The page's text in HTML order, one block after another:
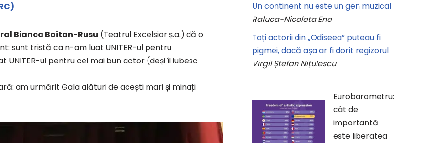
Bianca Boitan-Rusu (Teatrul Excelsior ș.a.)dă o
sunt tristă ca n-am luat UNITER-ul pentru
UNITER-ul pentru cel mai bun actor (deși îl iubesc
am urmărit Gala alături de acești mari și minați
Un continent nu este un gen muzical
Raluca-Nicoleta Ene
Toți actorii din „Odiseea” puteau fi
pigmei, dacă așa ar fi dorit regizorul
Virgil Ștefan Nițulescu
Eurobarometru:
cât de
importantă
este liberatea